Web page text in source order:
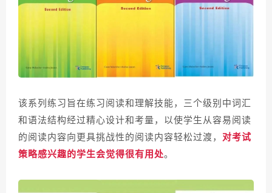
该系列练习旨在练习阅读和理解技能， 三个级别中词汇
和语法结构经过精心设计和考量，以使学生从容易阅读
的阅读内容向更具挑战性的阅读内容轻松过渡， 对考试
策略感兴趣的学生会觉得很有用处。